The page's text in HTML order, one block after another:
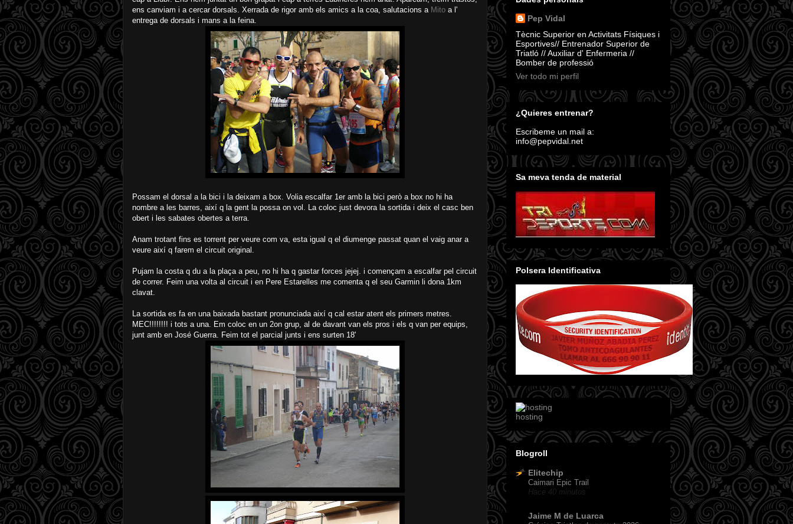
ens canviam i a cercar dorsals. Xerrada de rigor amb els amics a la coa, salutacions a Mito a l'
entrega de dorsals i mans a la feina.
Possam el dorsal a la bici i la deixam a box. Volia escalfar 1er amb la bici però a box no hi ha
nombre a les barres, així q la gent la possa on vol. La coloc just devora la sortida i deix el casc ben
obert i les sabates obertes a terra.
Anam trotant fins es torrent per veure com va, esta igual q el diumenge passat quan el vaig anar a
veure així q farem el circuit original.
Pujam la costa q du a la plaça a peu, no hi ha q gastar forces jejej. i començam a escalfar pel circuit
de correr. Feim una volta al circuit i en Pere Estarelles me comenta q el seu Garmin li dona 1km
clavat.
La sortida es fa en una baixada bastant pronunciada així q cal estar atent els primers metres.
MEC!!!!!!!! i tots a una. Em coloc en un 2on grup, al de davant van els pros i els q van per equips,
junt amb en José Guerra. Feim tot el parcial junts i ens surten 18'
Pep Vidal
Tècnic Superior en Activitats Físiques i
Esportives// Entrenador Superior de
Triatló // Auxiliar d' Enfermeria //
Bomber de professió
Ver todo mi perfil
¿Quieres entrenar?
Escribeme un mail a:
info@pepvidal.net
Sa meva tenda de material
Polsera Identificativa
hosting
Blogroll
Elitechip
Caimari Epic Trail
Hace 40 minutos
Jaime M de Luarca